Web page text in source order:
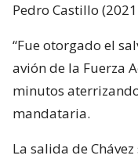
Pedro Castillo
“Fue otorgado el
avión de la Fuerza
minutos
mandataria.
La salida de